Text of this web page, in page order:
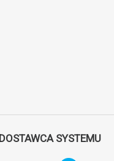
DOSTAWCA SYSTEMU